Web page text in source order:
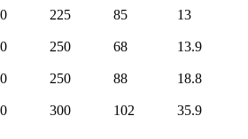
225 85
13
250 68
13.9
250 88
18.8
300 102 35.9